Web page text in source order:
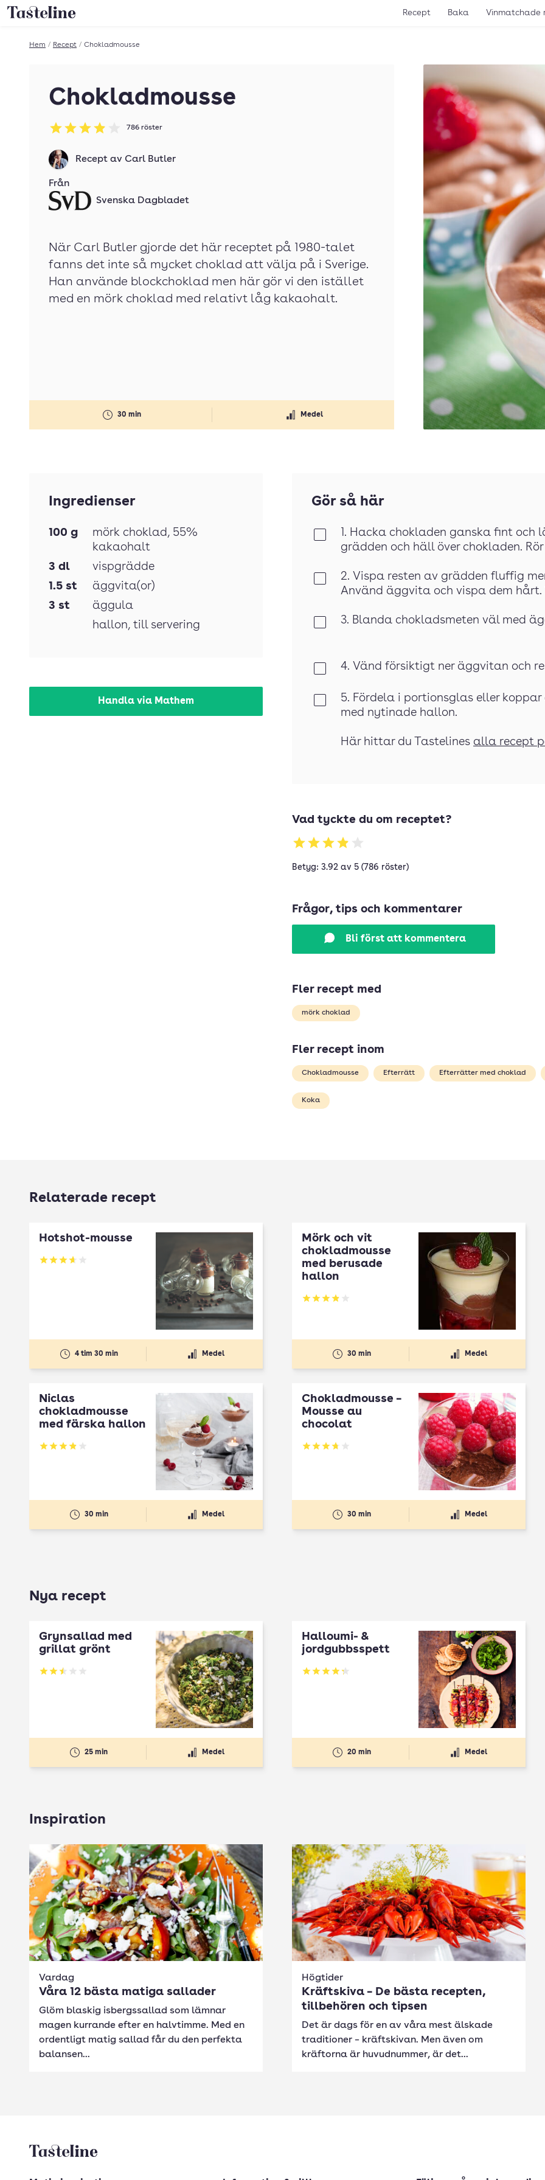
Till Tastelines startsida Recept Baka Vinmatchade
Hem / Recept / Chokladmousse
Chokladmousse
Betyg: 3.92 av 5
786 röster
30 min Medel
Recept av Carl Butler
Från
Svenska Dagbladet
När Carl Butler gjorde det här receptet på 1980-talet
fanns det inte så mycket choklad att välja på i Sverige.
Han använde blockchoklad men här gör vi den istället
med en mörk choklad med relativt låg kakaohalt.
Ingredienser
100 g mörk choklad, 55%
kakaohalt
3 dl
vispgrädde
1.5 st
äggvita(or)
3 st
äggula
hallon, till servering
Handla via Mathem
Gör så här
1. Hacka chokladen ganska fint och
grädden och häll över chokladen.
2. Vispa resten av grädden fluffig
Använd äggvita och vispa dem
3. Blanda chokladsmeten väl med
4. Vänd försiktigt ner äggvitan och
5. Fördela i portionsglas eller
med nytinade hallon.
Här hittar du Tastelines alla recept
Vad tyckte du om receptet?
Betyg: 3.92 av 5 (786 röster)
Frågor, tips och kommentarer
Bli först att kommentera
Fler recept med
mörk choklad
Fler recept inom
Chokladmousse Efterrätt Efterrätter med choklad
Koka
Relaterade recept
Hotshot-mousse
Betyg: 3.64 av 5
4 tim 30 min Medel
Mörk och vit
chokladmousse
med berusade
hallon
Betyg: 3.87 av 5
30 min Medel
Niclas
chokladmousse
med färska hallon
Betyg: 3.91 av 5
30 min Medel
Chokladmousse –
Mousse au
chocolat
Betyg: 3.7 av 5
30 min Medel
Nya recept
Grynsallad med
grillat grönt
Betyg: 2.5 av 5
25 min Medel
Halloumi- &
jordgubbsspett
Betyg: 4.3 av 5
20 min Medel
Inspiration
Vardag
Våra 12 bästa matiga sallader
Glöm blaskig isbergssallad som lämnar
magen kurrande efter en halvtimme. Med en
ordentligt matig sallad får du den perfekta
balansen...
Högtider
Kräftskiva – De bästa recepten,
tillbehören och tipsen
Det är dags för en av våra mest älskade
traditioner – kräftskivan. Men även om
kräftorna är huvudnummer, är det...
Tasteline startsida